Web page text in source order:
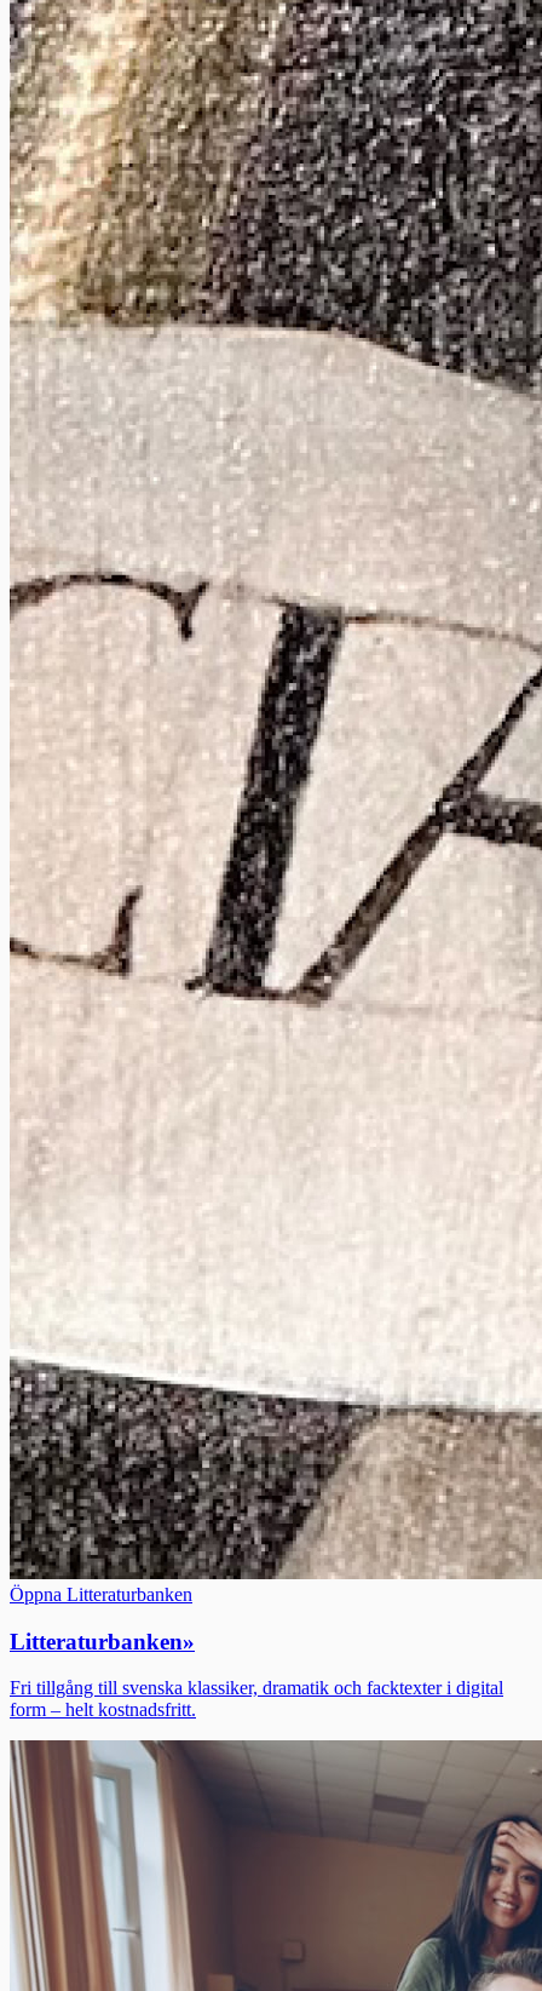
Öppna Litteraturbanken
Litteraturbanken»
Fri tillgång till svenska klassiker, dramatik och facktexter i digital
form – helt kostnadsfritt.